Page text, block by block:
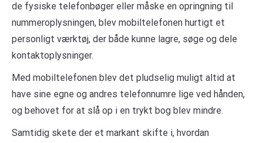
de fysiske telefonbøger eller måske en opringning til
nummeroplysningen, blev mobiltelefonen hurtigt et
personligt værktøj, der både kunne lagre, søge og dele
kontaktoplysninger.
Med mobiltelefonen blev det pludselig muligt altid at
have sine egne og andres telefonnumre lige ved hånden,
og behovet for at slå op i en trykt bog blev mindre.
Samtidig skete der et markant skifte i, hvordan